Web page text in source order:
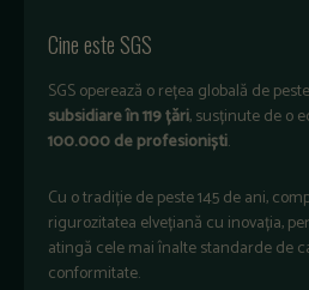
Cine este SGS
SGS operează o rețea globală de peste
subsidiare în 119 țări, susținute de o
100.000 de profesioniști.
Cu o tradiție de peste 145 de ani,
rigurozitatea elvețiană cu inovația,
atingă cele mai înalte standarde de
conformitate.